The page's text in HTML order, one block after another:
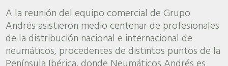
A la reunión del equipo comercial de Grupo
Andrés asistieron medio centenar de profesionales
de la distribución nacional e internacional de
neumáticos, procedentes de distintos puntos de la